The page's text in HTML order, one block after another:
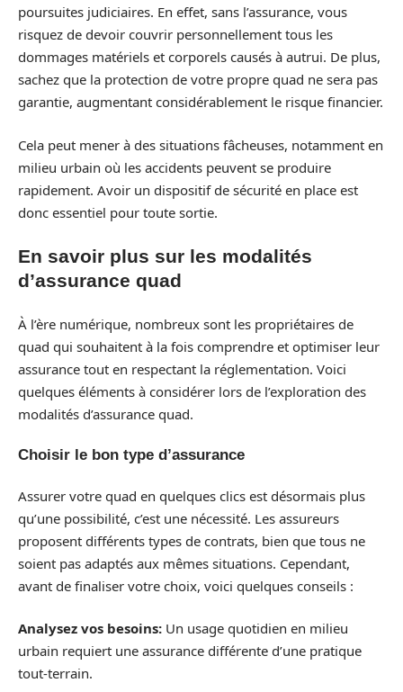
poursuites judiciaires. En effet, sans l’assurance, vous
risquez de devoir couvrir personnellement tous les
dommages matériels et corporels causés à autrui. De plus,
sachez que la protection de votre propre quad ne sera pas
garantie, augmentant considérablement le risque financier.
Cela peut mener à des situations fâcheuses, notamment en
milieu urbain où les accidents peuvent se produire
rapidement. Avoir un dispositif de sécurité en place est
donc essentiel pour toute sortie.
En savoir plus sur les modalités
d’assurance quad
À l’ère numérique, nombreux sont les propriétaires de
quad qui souhaitent à la fois comprendre et optimiser leur
assurance tout en respectant la réglementation. Voici
quelques éléments à considérer lors de l’exploration des
modalités d’assurance quad.
Choisir le bon type d’assurance
Assurer votre quad en quelques clics est désormais plus
qu’une possibilité, c’est une nécessité. Les assureurs
proposent différents types de contrats, bien que tous ne
soient pas adaptés aux mêmes situations. Cependant,
avant de finaliser votre choix, voici quelques conseils :
Analysez vos besoins: Un usage quotidien en milieu
urbain requiert une assurance différente d’une pratique
tout-terrain.